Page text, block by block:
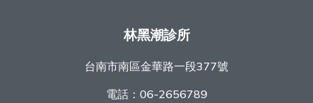
林黑潮診所
台南市南區金華路一段377號
電話： 06-2656789